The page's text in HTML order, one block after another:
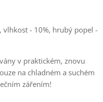
vlhkost - 10%, hrubý popel -
v praktickém, znovu
na chladném a suchém
zářením!